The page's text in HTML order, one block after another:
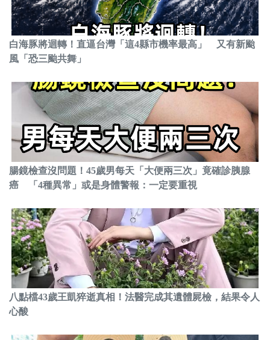
白海豚將迴轉！直逼台灣「這4縣市機率最高」 又有新颱
風「恐三颱共舞」
腸鏡檢查沒問題！45歲男每天「大便兩三次」竟確診胰腺
癌 「4種異常」或是身體警報：一定要重視
八點檔43歲王凱猝逝真相！法醫完成其遺體屍檢，結果令人
心酸